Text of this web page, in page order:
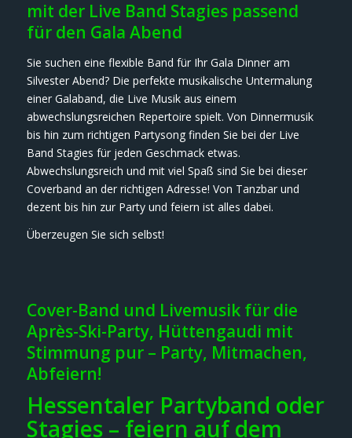
mit der Live Band Stagies passend
für den Gala Abend
Sie suchen eine flexible Band für Ihr Gala Dinner am
Silvester Abend? Die perfekte musikalische Untermalung
einer Galaband, die Live Musik aus einem
abwechslungsreichen Repertoire spielt. Von Dinnermusik
bis hin zum richtigen Partysong finden Sie bei der Live
Band Stagies für jeden Geschmack etwas.
Abwechslungsreich und mit viel Spaß sind Sie bei dieser
Coverband an der richtigen Adresse! Von Tanzbar und
dezent bis hin zur Party und feiern ist alles dabei.
Überzeugen Sie sich selbst!
Cover-Band und Livemusik für die
Après-Ski-Party, Hüttengaudi mit
Stimmung pur – Party, Mitmachen,
Abfeiern!
Hessentaler Partyband oder
Stagies – feiern auf dem